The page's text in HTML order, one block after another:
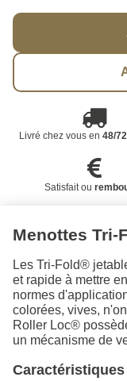
Livré chez vous en 48/
Satisfait ou
Menottes Tri-
Les Tri-Fold®
et rapide à mettre
normes
colorées, vives,
Roller Loc®
un mécanisme de
Caractéristiques